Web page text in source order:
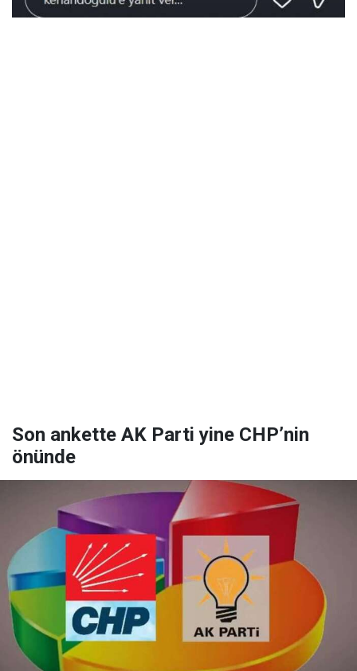
Son ankette AK Parti yine CHP’nin
önünde